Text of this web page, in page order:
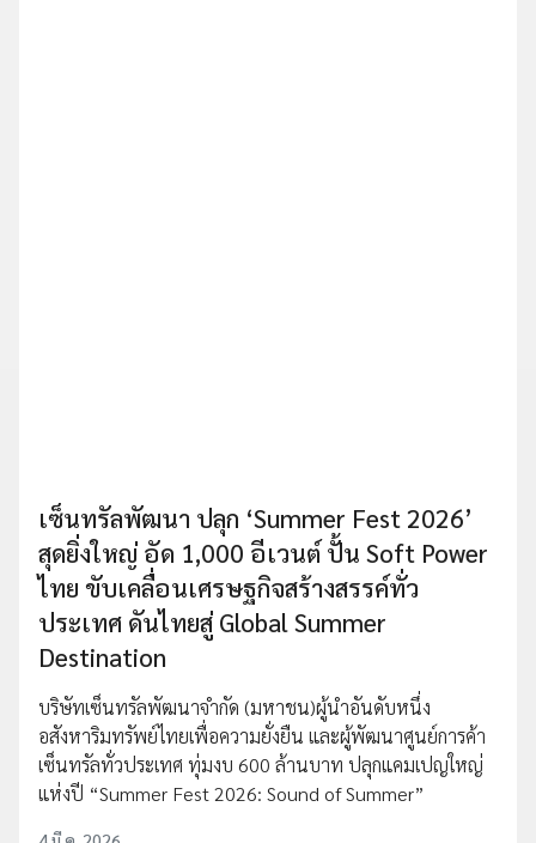
เซ็นทรัลพัฒนา ปลุก ‘Summer Fest 2026’
สุดยิ่งใหญ่ อัด 1,000 อีเวนต์ ปั้น Soft Power
ไทย ขับเคลื่อนเศรษฐกิจสร้างสรรค์ทั่ว
ประเทศ ดันไทยสู่ Global Summer
Destination
บริษัทเซ็นทรัลพัฒนาจำกัด (มหาชน)ผู้นำอันดับหนึ่ง
อสังหาริมทรัพย์ไทยเพื่อความยั่งยืน และผู้พัฒนาศูนย์การค้า
เซ็นทรัลทั่วประเทศ ทุ่มงบ 600 ล้านบาท ปลุกแคมเปญใหญ่
แห่งปี “Summer Fest 2026: Sound of Summer”